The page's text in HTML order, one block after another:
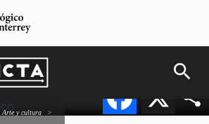
search
arte y cultura
presentó:
la piel”
Facebook